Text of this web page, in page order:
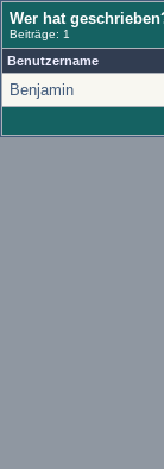
Wer hat
Beiträge: 1
Benutzername
Benjamin